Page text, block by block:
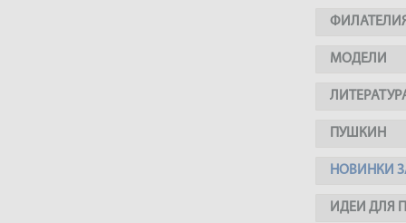
МОДЕЛИ
ПУШКИН
НОВИНКИ
ИДЕИ ДЛЯ